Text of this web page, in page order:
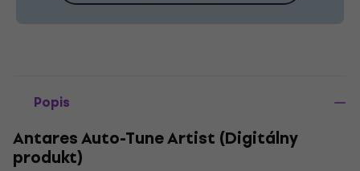
Popis
Antares Auto-Tune Artist (Digitálny
produkt)